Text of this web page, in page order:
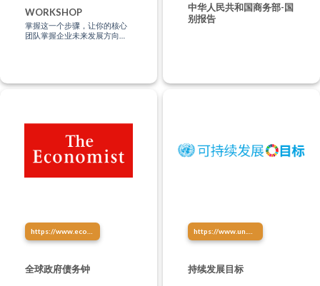
WORKSHOP
掌握这一个步骤，让你的核心
团队掌握企业未来发展方向、
中华人民共和国商务部-国
别报告
全球政府债务钟 持续发展目标